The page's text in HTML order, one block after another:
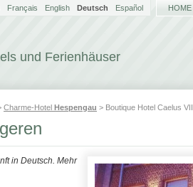
und Ferienhäuser
Français English Deutsch Español HOME
Charme-Hotel Hespengau > Boutique Hotel Caelus VII
in Deutsch. Mehr